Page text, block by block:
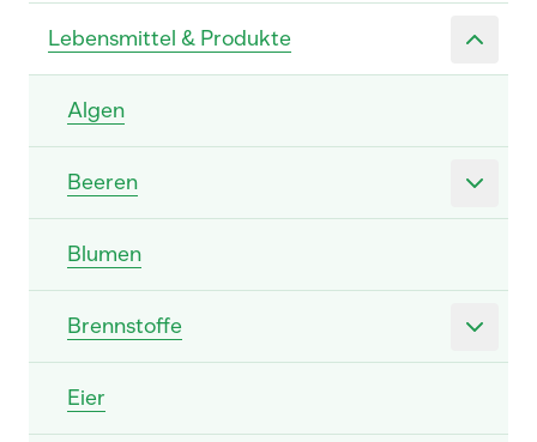
Lebensmittel & Produkte
Algen
Beeren
Blumen
Brennstoffe
Eier